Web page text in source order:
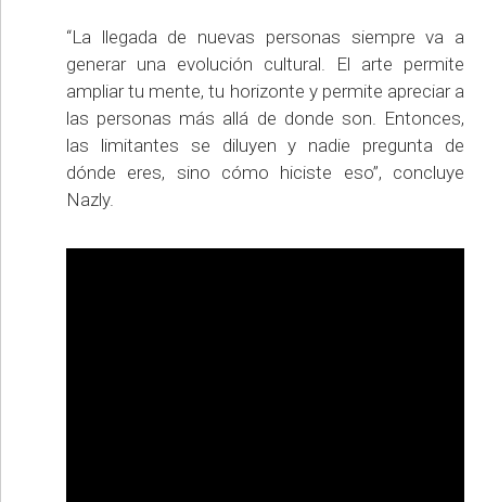
“La llegada de nuevas personas siempre va a
generar una evolución cultural. El arte permite
ampliar tu mente, tu horizonte y permite apreciar a
las personas más allá de donde son. Entonces,
las limitantes se diluyen y nadie pregunta de
dónde eres, sino cómo hiciste eso”, concluye
Nazly.